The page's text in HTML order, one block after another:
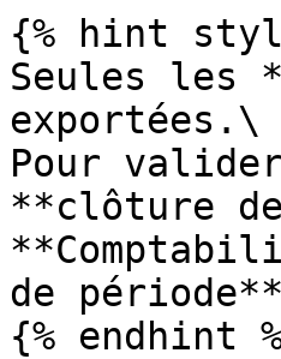
{% hint
Seules les
exportées.\
Pour
**clôture
de
{% endhint